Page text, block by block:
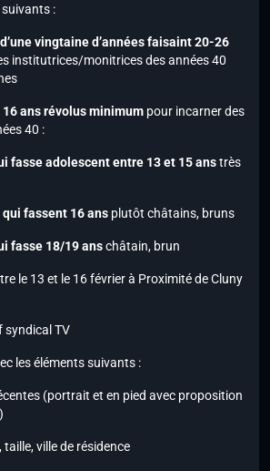
:
vingtaine d’années faisaint 20-26
institutrices/monitrices des années 40
ans révolus minimum pour incarner des
40 :
fasse adolescent entre 13 et 15 anstrès
fassent 16 ans plutôt châtains, bruns
fasse 18/19 anschâtain, brun
le 13 et le 16 février à Proximité de Cluny
syndical TV
les éléments suivants :
(portrait et en pied avec proposition
ville de résidence